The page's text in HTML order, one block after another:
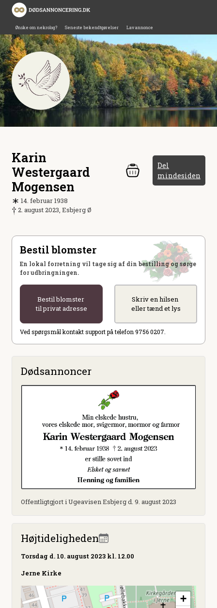
Ønske om nekrolog? Seneste bekendtgørelser Lav annonce
Karin
Westergaard
Mogensen
Del
mindesiden
14. februar 1938
2. august 2023, Esbjerg Ø
Bestil blomster
En lokal forretning vil tage sig af din bestilling og sørge
for udbringningen.
Bestil blomster
til privat adresse
Skriv en hilsen
eller tænd et lys
Ved spørgsmål kontakt support på telefon 9756 0207.
Dødsannoncer
Offentligtgjort i Ugeavisen Esbjerg d. 9. august 2023
Højtideligheden
Torsdag d. 10. august 2023 kl. 12.00
Jerne Kirke
+